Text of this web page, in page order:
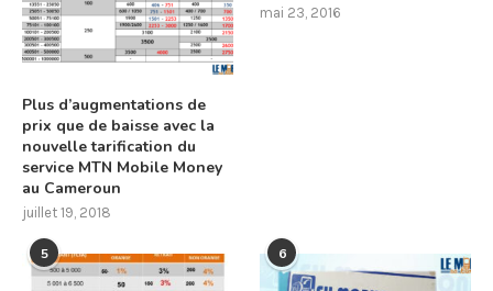
Plus d’augmentations de
prix que de baisse avec la
nouvelle tarification du
service MTN Mobile Money
au Cameroun
juillet 19, 2018
mai 23, 2016
5 6